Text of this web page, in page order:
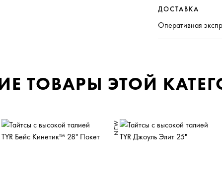
ДОСТАВКА
Оперативная
ТОВАРЫ ЭТОЙ
NEW